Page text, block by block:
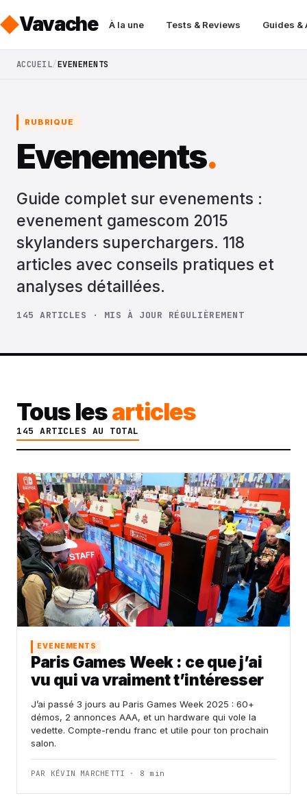
Vavache À la une Tests & Reviews Guides &
ACCUEIL EVENEMENTS
RUBRIQUE
Evenements.
Guide complet sur evenements :
evenement gamescom 2015
skylanders superchargers. 118
articles avec conseils pratiques et
analyses détaillées.
145 ARTICLES · MIS À JOUR RÉGULIÈREMENT
Tous lesarticles
145 ARTICLES AU TOTAL
EVENEMENTS
Paris Games Week : ce que j’ai
vu qui va vraiment t’intéresser
J’ai passé 3 jours au Paris Games Week 2025 : 60+
démos, 2 annonces AAA, et un hardware qui vole la
vedette. Compte-rendu franc et utile pour ton prochain
salon.
PAR KÉVIN MARCHETTI · 8 min